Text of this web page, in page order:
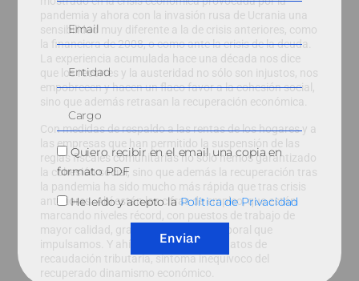
pandemia y ahora con la invasión rusa de Ucrania una
sensibilidad muy diferente a la de crisis anteriores, como
la financiera de 2008, o como ante la crisis de la deuda.
La experiencia acumulada hace una década nos dice
que los recortes y la austeridad no sólo son injustos, nos
empobrecen y hacen un flaco favor a la cohesión social,
sino que además retrasan la recuperación económica.
Con medidas de respaldo a las rentas de los hogares y a
las empresas que han permitido la suspensión de las
reglas fiscales comunitarias no sólo hemos garantizado
la cohesión social, sino que además la recuperación tras
la pandemia ha sido mucho más rápida que tras crisis
anteriores. Ahí están las cifras de empleo, que están
marcando niveles récord, con puestos de trabajo de
mayor calidad, gracias a la reforma laboral que
impulsamos. Y ahí están también los datos de
recaudación tributaria, síntoma inequívoco del
recuperado dinamismo económico.
Quiero recibir en el email una copia en
formato PDF
He leído y acepto laPolítica de Privacidad
Enviar